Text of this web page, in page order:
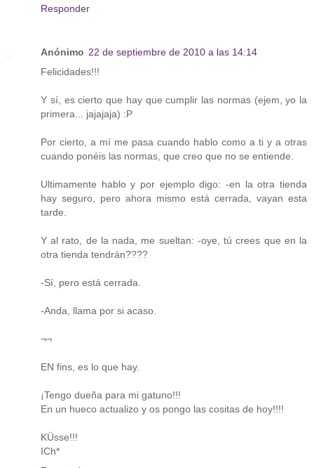
Responder
Anónimo 22 de septiembre de 2010 a las 14:14
Felicidades!!!
Y sí, es cierto que hay que cumplir las normas (ejem, yo la
primera... jajajaja) :P
Por cierto, a mí me pasa cuando hablo como a ti y a otras
cuando ponéis las normas, que creo que no se entiende.
Ultimamente hablo y por ejemplo digo: -en la otra tienda
hay seguro, pero ahora mismo está cerrada, vayan esta
tarde.
Y al rato, de la nada, me sueltan: -oye, tú crees que en la
otra tienda tendrán????
-Sí, pero está cerrada.
-Anda, llama por si acaso.
¬¬
EN fins, es lo que hay.
¡Tengo dueña para mi gatuno!!!
En un hueco actualizo y os pongo las cositas de hoy!!!!
KÜsse!!!
ICh*